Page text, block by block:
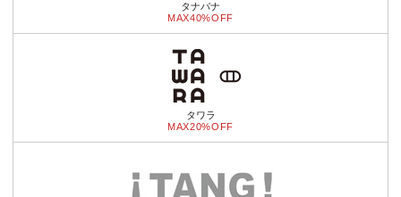
タナバナ
MAX40%OFF
タワラ
MAX20%OFF